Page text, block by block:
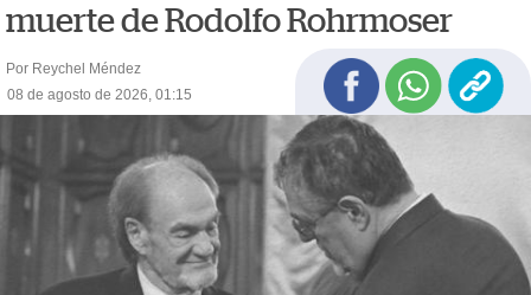
muerte de Rodolfo Rohrmoser
Por Reychel Méndez
08 de agosto de 2026, 01:15